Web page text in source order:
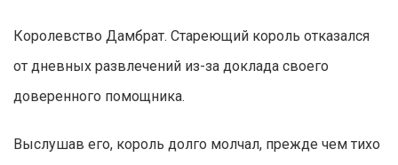
Королевство Дамбрат. Стареющий король отказался
от дневных развлечений из-за доклада своего
доверенного помощника.
Выслушав его, король долго молчал, прежде чем тихо